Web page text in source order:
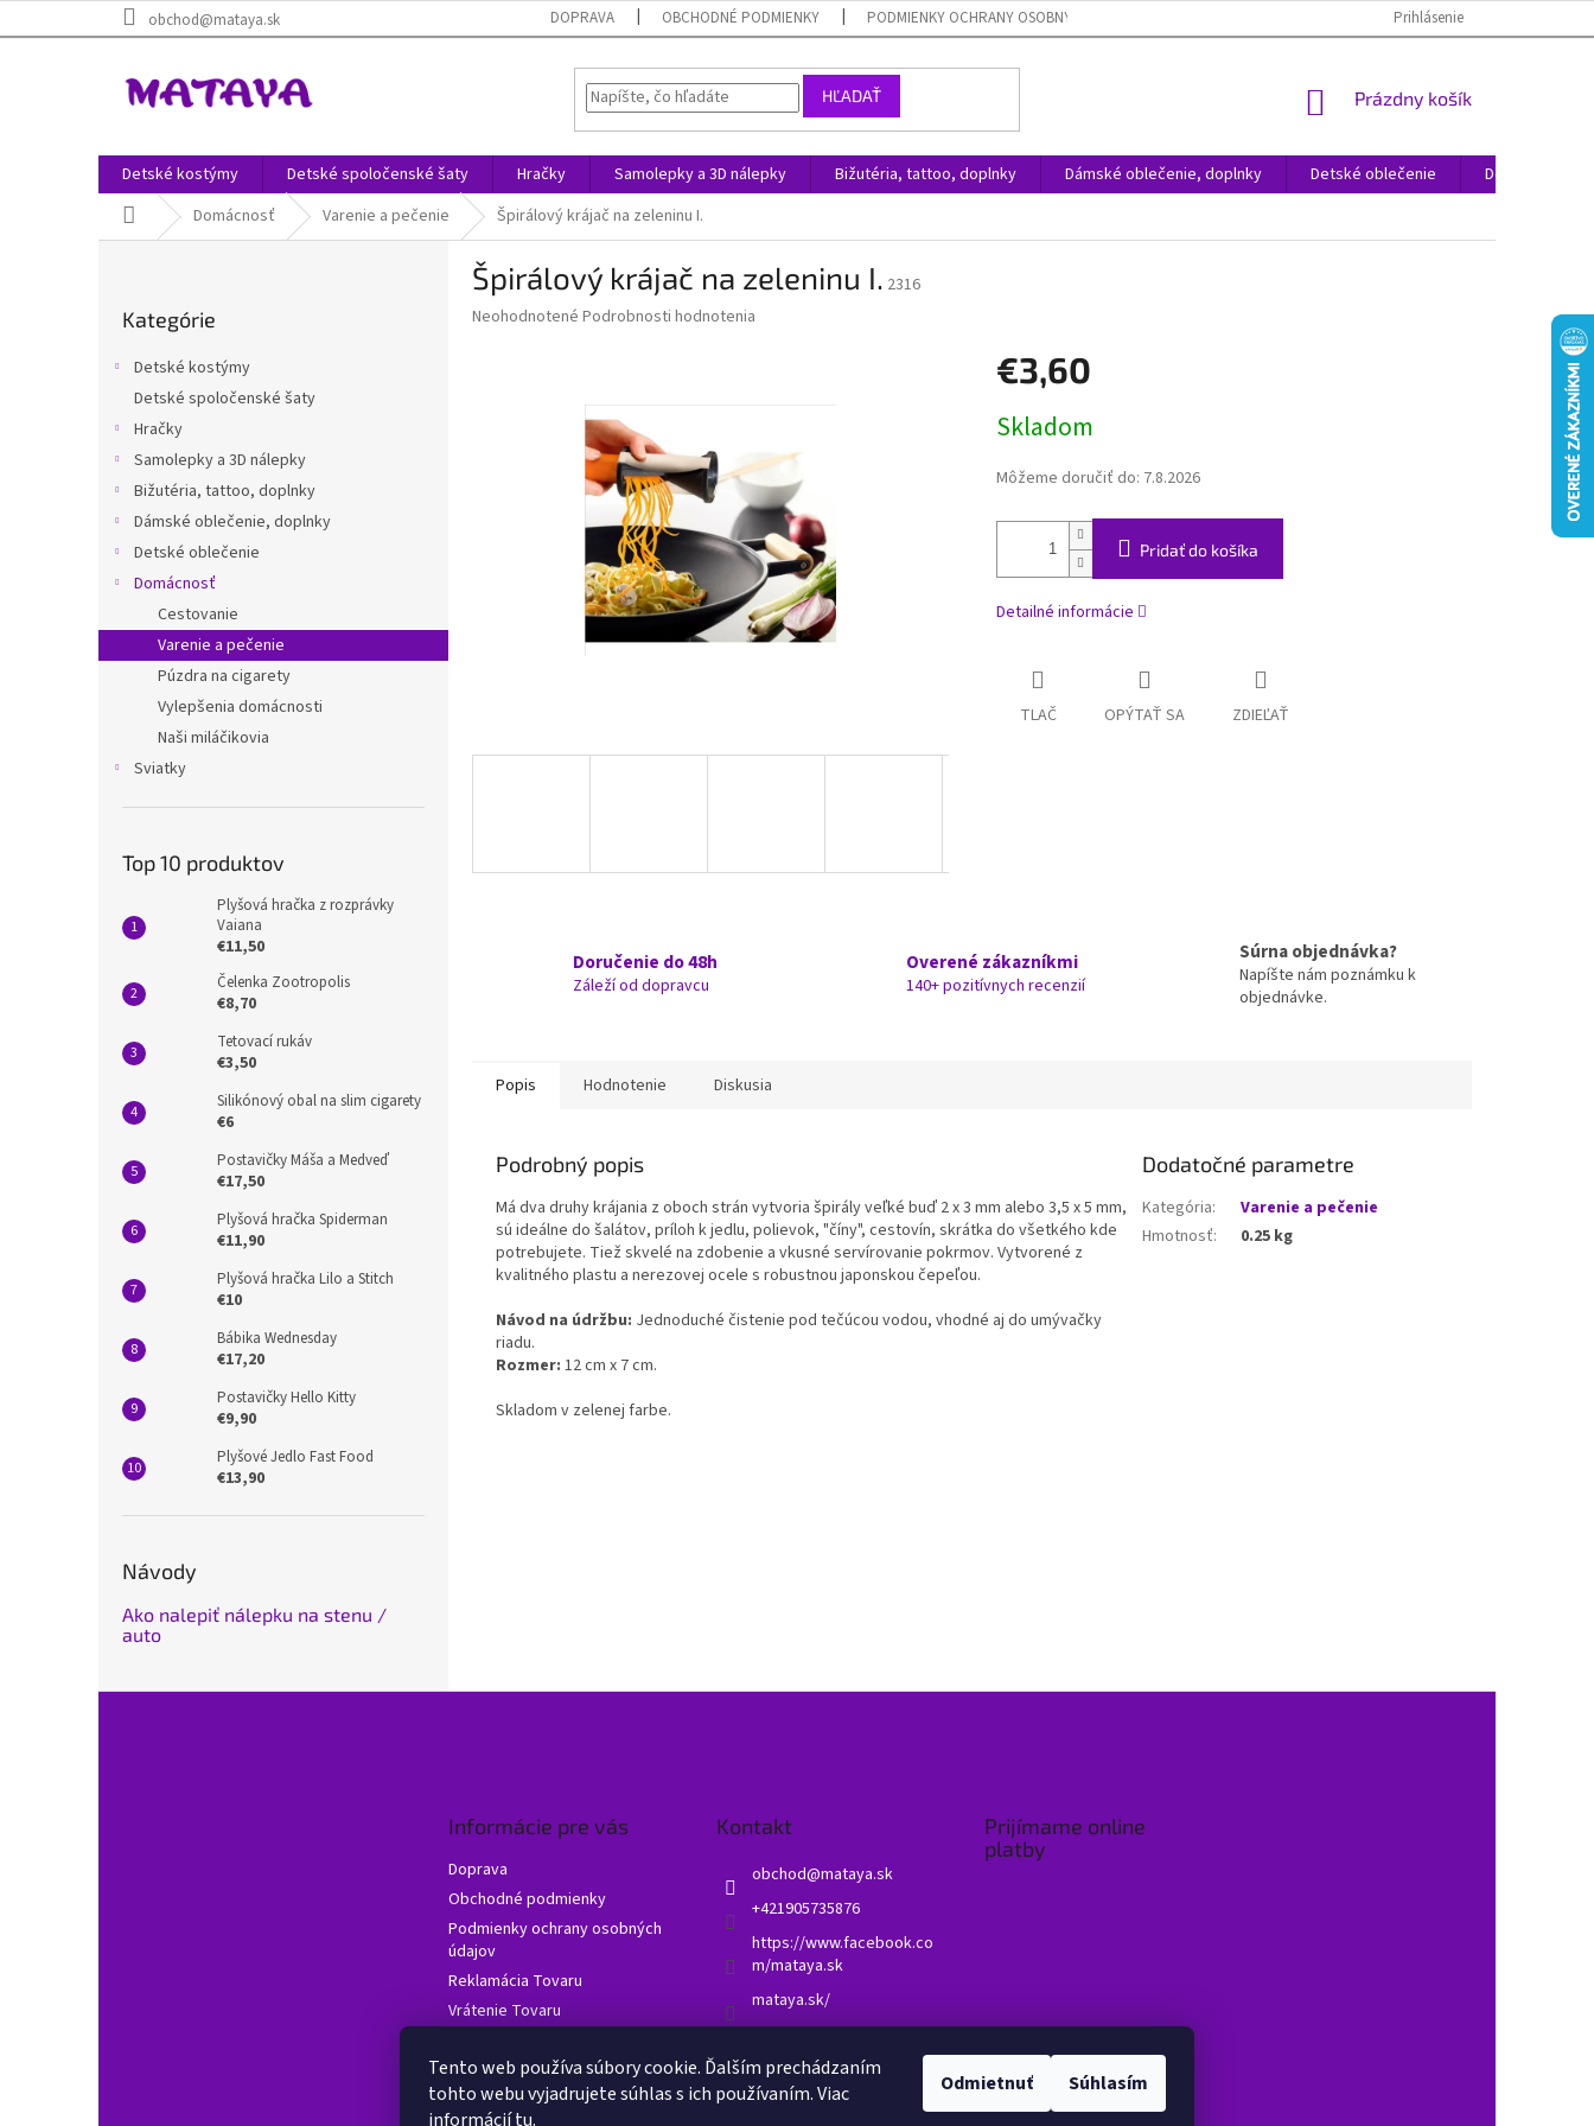
Tento web používa súbory cookie. Ďalším prechádzaním
tohto webu vyjadrujete súhlas s ich používaním. Viac
informáciítu.
Odmietnuť Súhlasím
na
obchod@mataya.sk DOPRAVA OBCHODNÉ PODMIENKY PODMIENKY OCHRANY OSOBNÝCH ÚDAJOV VRÁTENIE TOVARU
Prihlásenie
HĽADAŤ
NÁKUPNÝ
Prázdny košík
Detské kostýmy Detské spoločenské šaty Hračky Samolepky a 3D nálepky Bižutéria, tattoo, doplnky Dámské oblečenie, doplnky Detské oblečenie
Domácnosť
DomovDomácnosť Varenie a pečenie Špirálový krájač na zeleninu I.
kategórie
Kategórie
Detské kostýmy
Detské spoločenské šaty
Hračky
Samolepky a 3D nálepky
Bižutéria, tattoo, doplnky
Dámské oblečenie, doplnky
Detské oblečenie
Domácnosť
Cestovanie
Varenie a pečenie
Púzdra na cigarety
Vylepšenia domácnosti
Naši miláčikovia
Sviatky
Top 10 produktov
Plyšová hračka z rozprávky
Vaiana
€11,50
Čelenka Zootropolis
€8,70
Tetovací rukáv
€3,50
Silikónový obal na slim cigarety
€6
Postavičky Máša a Medveď
€17,50
Plyšová hračka Spiderman
€11,90
Plyšová hračka Lilo a Stitch
€10
Bábika Wednesday
€17,20
Postavičky Hello Kitty
€9,90
Plyšové Jedlo Fast Food
€13,90
Návody
Ako nalepiť nálepku na stenu /
auto
Špirálový krájač na zeleninu I. 2316
Priemerné
Neohodnotené Podrobnosti hodnotenia
€3,60
cena:
Skladom
Môžeme doručiť do: 7.8.2026
Pridať do košíka
Detailné informácie
TLAČ OPÝTAŤ SA ZDIEĽAŤ
Doručenie do 48h
Záleží od dopravcu
Overené zákazníkmi
140+ pozitívnych recenzií
Súrna objednávka?
Napíšte nám poznámku k
objednávke.
Popis Hodnotenie Diskusia
Podrobný popis
Má dva druhy krájania z oboch strán vytvoria špirály veľké buď 2 x 3 mm alebo 3,5 x 5 mm,
sú ideálne do šalátov, príloh k jedlu, polievok, "číny", cestovín, skrátka do všetkého kde
potrebujete. Tiež skvelé na zdobenie a vkusné servírovanie pokrmov. Vytvorené z
kvalitného plastu a nerezovej ocele s robustnou japonskou čepeľou.
Návod na údržbu: Jednoduché čistenie pod tečúcou vodou, vhodné aj do umývačky
riadu.
Rozmer: 12 cm x 7 cm.
Skladom v zelenej farbe.
Dodatočné parametre
Kategória:
Varenie a pečenie
Hmotnosť: 0.25 kg
Informácie pre vás
Doprava
Obchodné podmienky
Podmienky ochrany osobných
údajov
Reklamácia Tovaru
Vrátenie Tovaru
Hodnotenie obchodu
Kontakt
obchod@mataya.sk
+421905735876
https://www.facebook.co
m/mataya.sk
mataya.sk/
Prijímame online
platby